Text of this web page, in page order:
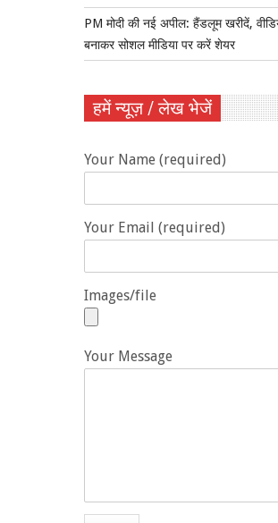
PM मोदी की नई अपील: हैंडलूम खरीदें,
बनाकर सोशल मीडिया पर करें शेयर
हमें न्यूज़ / लेख भेजें
Your Name (required)
Your Email (required)
Images/file
Your Message